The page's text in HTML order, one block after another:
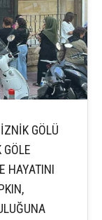
GÖLÜ
HAYATINI